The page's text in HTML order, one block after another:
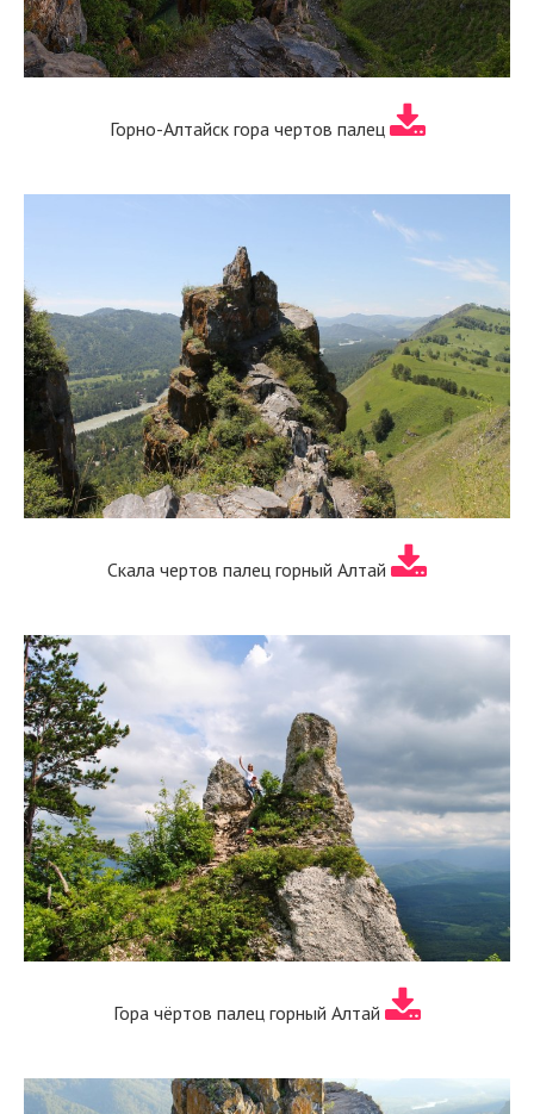
Горно-Алтайск гора чертов палец
Скала чертов палец горный Алтай
Гора чёртов палец горный Алтай